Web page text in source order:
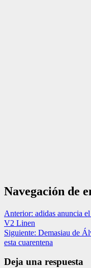
Navegación de
Anterior: adidas anuncia
V2 Linen
Siguiente: Demasiau de
esta cuarentena
Deja una respuesta